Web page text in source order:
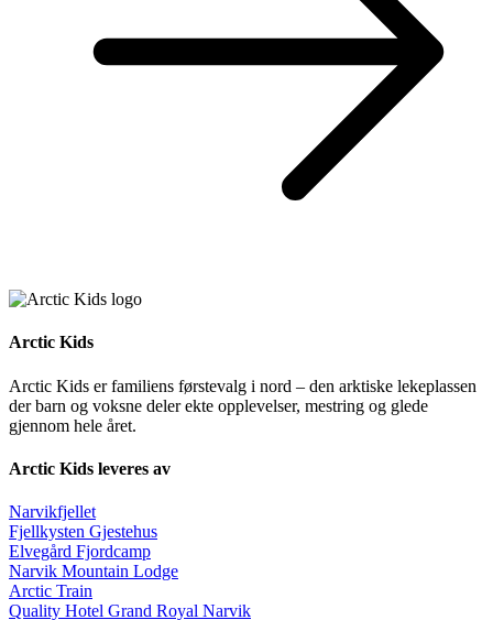
Arctic Kids
Arctic Kids er familiens førstevalg i nord – den arktiske lekeplassen
der barn og voksne deler ekte opplevelser, mestring og glede
gjennom hele året.
Arctic Kids leveres av
Narvikfjellet
Fjellkysten Gjestehus
Elvegård Fjordcamp
Narvik Mountain Lodge
Arctic Train
Quality Hotel Grand Royal Narvik